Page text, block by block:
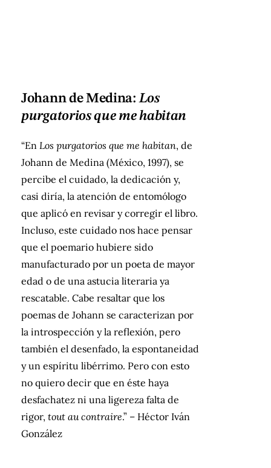
Johann de Medina:Los
purgatorios que me habitan
“En Los purgatorios que me habitan, de
Johann de Medina (México, 1997), se
percibe el cuidado, la dedicación y,
casi diría, la atención de entomólogo
que aplicó en revisar y corregir el libro.
Incluso, este cuidado nos hace pensar
que el poemario hubiere sido
manufacturado por un poeta de mayor
edad o de una astucia literaria ya
rescatable. Cabe resaltar que los
poemas de Johann se caracterizan por
la introspección y la reflexión, pero
también el desenfado, la espontaneidad
y un espíritu libérrimo. Pero con esto
no quiero decir que en éste haya
desfachatez ni una ligereza falta de
rigor, tout au contraire.” – Héctor Iván
González